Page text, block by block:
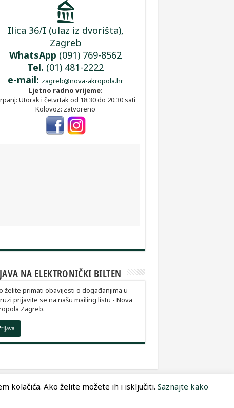
Ilica 36/I (ulaz iz dvorišta),
Zagreb
WhatsApp (091) 769-8562
Tel. (01) 481-2222
e-mail: zagreb@nova-akropola.hr
Ljetno radno vrijeme:
Utorak i četvrtak od 18:30 do 20:30 sati
Kolovoz: zatvoreno
NA ELEKTRONIČKI BILTEN
želite primati obavijesti o događanjima u
prijavite se na našu mailing listu - Nova
Zagreb.
kolačića. Ako želite možete ih i isključiti. Saznajte kako